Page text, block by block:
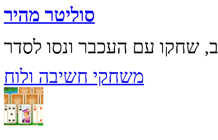
סוליטר מהיר
משחקי חשיבה ולוח